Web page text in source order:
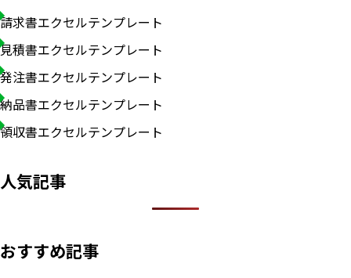
請求書エクセルテンプレート
見積書エクセルテンプレート
発注書エクセルテンプレート
納品書エクセルテンプレート
領収書エクセルテンプレート
人気記事
おすすめ記事
いますぐ無料登録